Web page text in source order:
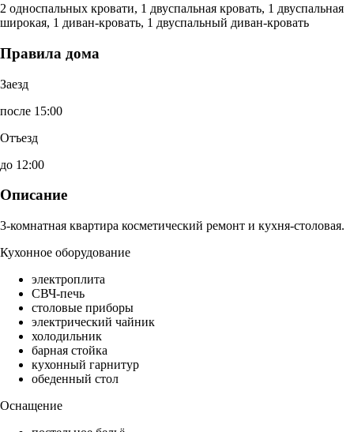
2 односпальных кровати, 1 двуспальная кровать, 1 двуспальная
широкая, 1 диван-кровать, 1 двуспальный диван-кровать
Правила дома
Заезд
после 15:00
Отъезд
до 12:00
Описание
3-комнатная квартира косметический ремонт и кухня-столовая.
Кухонное оборудование
электроплита
СВЧ-печь
столовые приборы
электрический чайник
холодильник
барная стойка
кухонный гарнитур
обеденный стол
Оснащение